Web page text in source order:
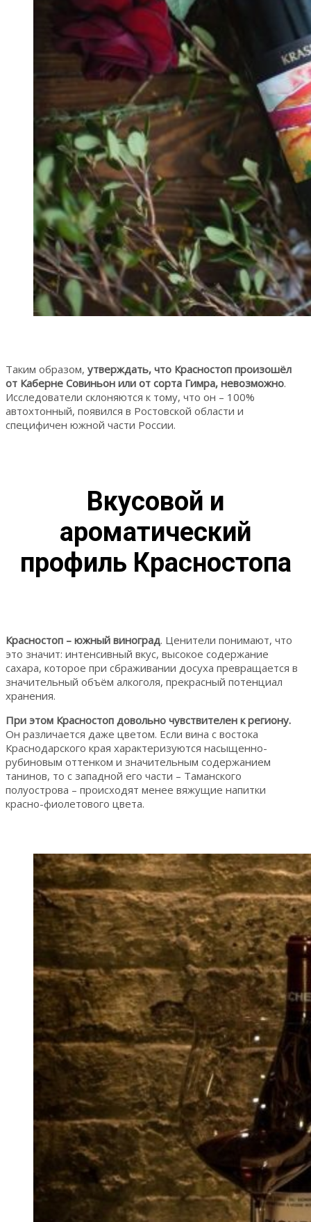
Таким образом, утверждать, что Красностоп произошёл
от Каберне Совиньон или от сорта Гимра, невозможно.
Исследователи склоняются к тому, что он – 100%
автохтонный, появился в Ростовской области и
специфичен южной части России.
Вкусовой и
ароматический
профиль Красностопа
Красностоп – южный виноград. Ценители понимают, что
это значит: интенсивный вкус, высокое содержание
сахара, которое при сбраживании досуха превращается в
значительный объём алкоголя, прекрасный потенциал
хранения.
При этом Красностоп довольно чувствителен к региону.
Он различается даже цветом. Если вина с востока
Краснодарского края характеризуются насыщенно-
рубиновым оттенком и значительным содержанием
танинов, то с западной его части – Таманского
полуострова – происходят менее вяжущие напитки
красно-фиолетового цвета.